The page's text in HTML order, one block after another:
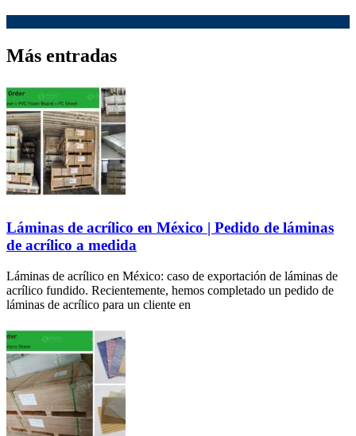
Más entradas
Láminas de acrílico en México | Pedido de láminas
de acrílico a medida
Láminas de acrílico en México: caso de exportación de láminas de
acrílico fundido. Recientemente, hemos completado un pedido de
láminas de acrílico para un cliente en